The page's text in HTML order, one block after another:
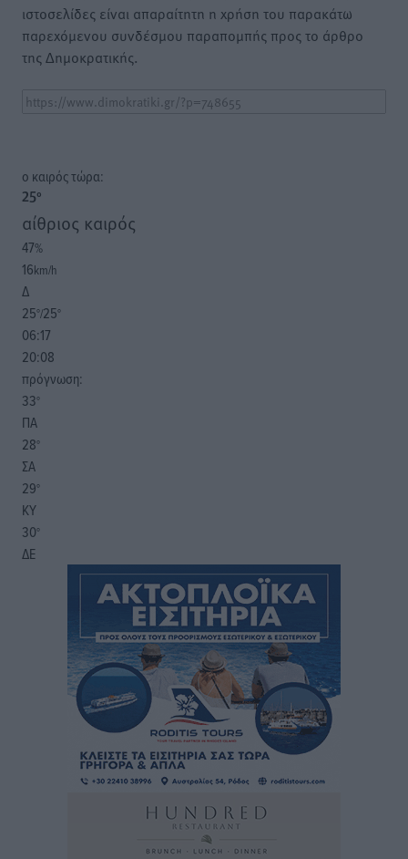
ιστοσελίδες είναι απαραίτητη η χρήση του παρακάτω
παρεχόμενου συνδέσμου παραπομπής προς το άρθρο
της Δημοκρατικής.
o καιρός τώρα:
25°
αίθριος καιρός
47%
16km/h
Δ
25°/25°
06:17
20:08
πρόγνωση:
33°
ΠΑ
28°
ΣΑ
29°
ΚΥ
30°
ΔΕ